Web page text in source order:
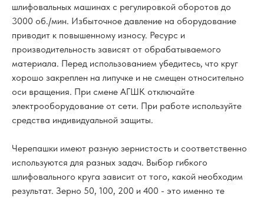
шлифовальных машинах с регулировкой оборотов до
3000 об./мин. Избыточное давление на оборудование
приводит к повышенному износу. Ресурс и
производительность зависят от обрабатываемого
материала. Перед использованием убедитесь, что круг
хорошо закреплен на липучке и не смещен относительно
оси вращения. При смене АГШК отключайте
электрооборудование от сети. При работе используйте
средства индивидуальной защиты.
Черепашки имеют разную зернистость и соответственно
используются для разных задач. Выбор гибкого
шлифовального круга зависит от того, какой необходим
результат. Зерно 50, 100, 200 и 400 - это именно те